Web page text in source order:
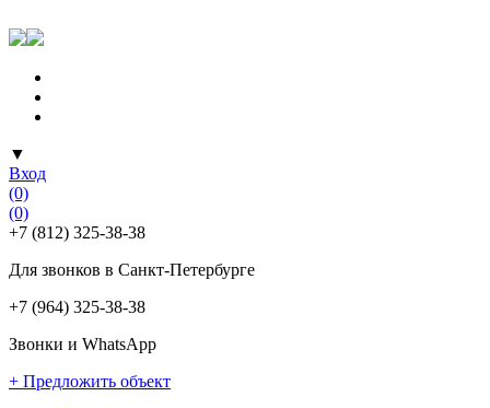
▼
Вход
(0)
(0)
+7 (812) 325-38-38
Для звонков в Санкт-Петербурге
+7 (964) 325-38-38
Звонки и WhatsApp
+ Предложить объект